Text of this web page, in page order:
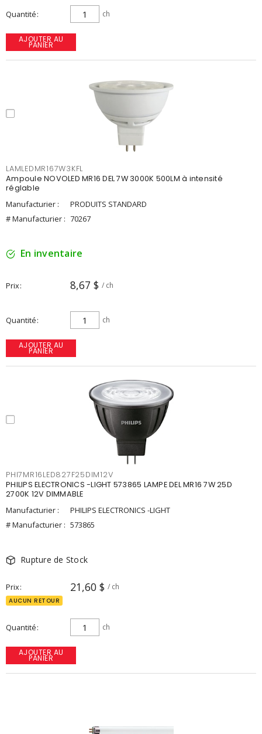
Quantité ch
AJOUTER AU
PANIER
LAMLEDMR167W3KFL
Ampoule NOVOLED MR16 DEL 7W 3000K 500LM à intensité
réglable
Manufacturier :
PRODUITS STANDARD
# Manufacturier : 70267
En inventaire
Prix 8,67 $ / ch
Quantité ch
AJOUTER AU
PANIER
PHI7MR16LED827F25DIM12V
PHILIPS ELECTRONICS -LIGHT 573865 LAMPE DEL MR16 7W 25D
2700K 12V DIMMABLE
Manufacturier :
PHILIPS ELECTRONICS -LIGHT
# Manufacturier : 573865
Rupture de Stock
Prix 21,60 $ / ch
AUCUN RETOUR
Quantité ch
AJOUTER AU
PANIER